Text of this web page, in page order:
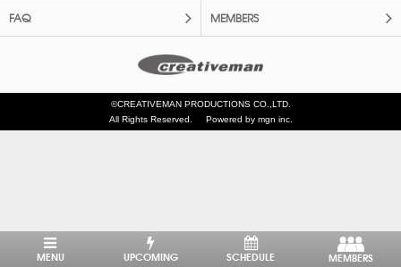
FAQ MEMBERS
©CREATIVEMAN PRODUCTIONS CO.,LTD.
All Rights Reserved.
Powered by mgn inc.
MENU UPCOMING SCHEDULE MEMBERS